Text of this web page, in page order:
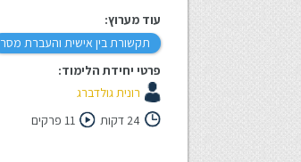
עוד מערוץ:
תקשורת בין אישית והעברת מסר
פרטי יחידת הלימוד:
רונית גולדברג
24 דקות
11 פרקים